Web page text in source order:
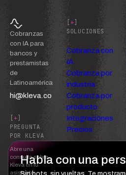
Habla con una
Cobranzas
con IA para
bancos y
prestamistas
de
Latinoamérica
hi@kleva.co
[+]
PREGUNTA
POR KLEVA
Abre una
consulta sobre
Kleva en tu
asistente
[+]
SOLUCIONES
Cobranza con
IA
Cobranza por
industria
Cobranza por
producto
Integraciones
Precios